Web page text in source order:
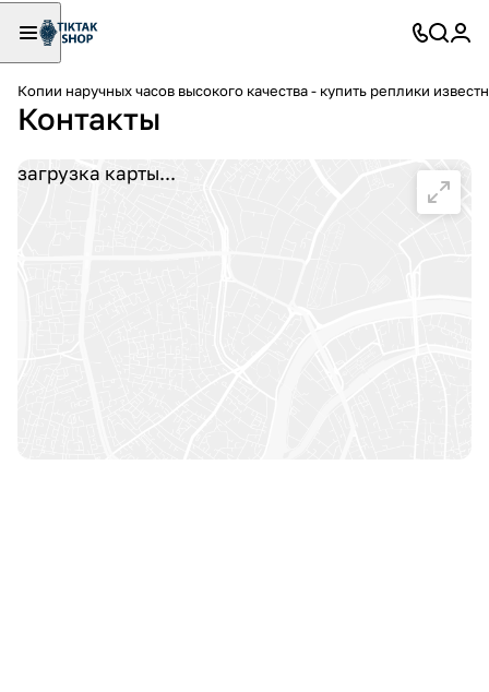
Копии наручных часов высокого качества - купить реплики
Контакты
загрузка карты...